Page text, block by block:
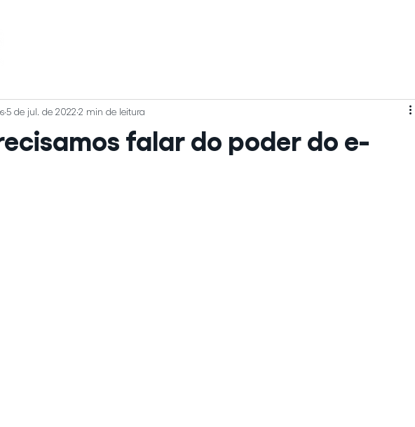
falar do poder do e-
5 de jul. de 2022 2 min de leitura